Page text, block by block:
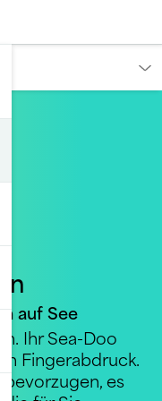
auf See
Ihr Sea-Doo
Fingerabdruck.
es